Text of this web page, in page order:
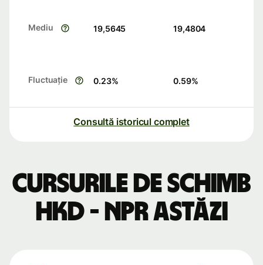
Mediu 19,5645 19,4804
Fluctuație 0.23% 0.59%
Consultă istoricul complet
Cursurile de schimb
HKD - NPR astăzi